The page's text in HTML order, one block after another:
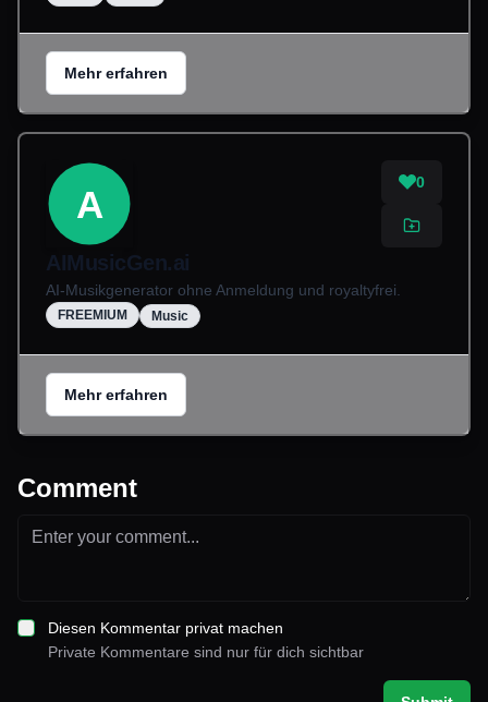
Mehr erfahren
A
0
AIMusicGen.ai
AI-Musikgenerator ohne Anmeldung und royaltyfrei.
FREEMIUM Music
Mehr erfahren
Comment
Diesen Kommentar privat machen
Private Kommentare sind nur für dich sichtbar